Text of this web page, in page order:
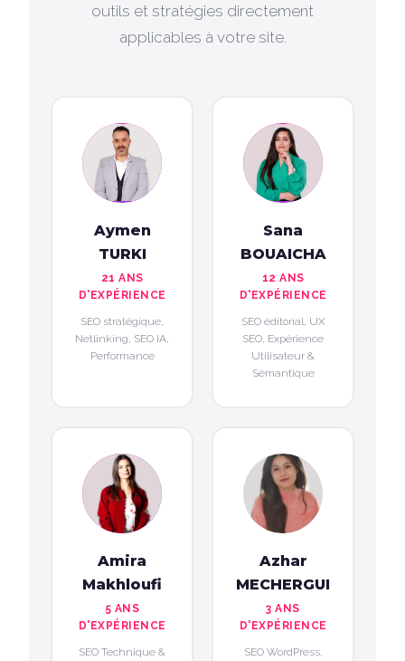
outils et stratégies directement
applicables à votre site.
Aymen
TURKI
21 ANS
D'EXPÉRIENCE
SEO stratégique,
Netlinking, SEO IA,
Performance
Sana
BOUAICHA
12 ANS
D'EXPÉRIENCE
SEO éditorial, UX
SEO, Expérience
Utilisateur &
Sémantique
Amira
Makhloufi
5 ANS
D'EXPÉRIENCE
SEO Technique &
Azhar
MECHERGUI
3 ANS
D'EXPÉRIENCE
SEO WordPress,